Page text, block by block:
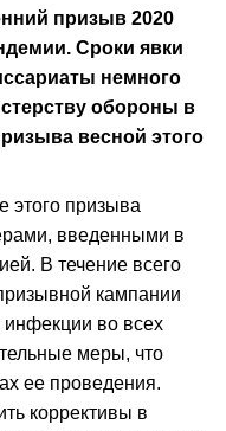
призыв 2020
Сроки явки
немного
обороны в
весной этого
этого призыва
введенными в
В течение всего
кампании
инфекции во всех
меры, что
ее проведения.
коррективы в